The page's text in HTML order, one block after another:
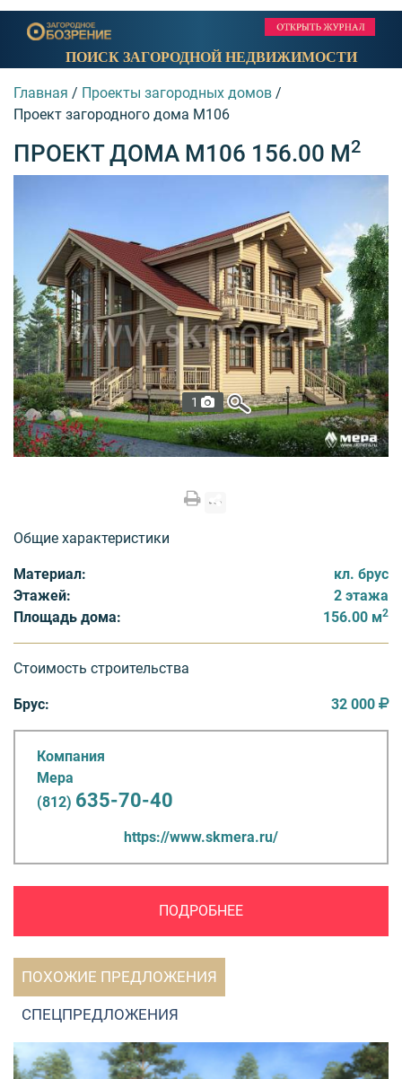
ПОИСК ЗАГОРОДНОЙ НЕДВИЖИМОСТИ
Главная / Проекты загородных домов /
Проект загородного дома M106
ПРОЕКТ ДОМА M106 156.00 М2
1
Общие характеристики
Материал:
кл. брус
Этажей:
2 этажа
Площадь дома:
156.00 м2
Стоимость строительства
Брус: 32 000
Компания
Мера
(812) 635-70-40
https://www.skmera.ru/
ПОДРОБНЕЕ
ПОХОЖИЕ ПРЕДЛОЖЕНИЯ
СПЕЦПРЕДЛОЖЕНИЯ